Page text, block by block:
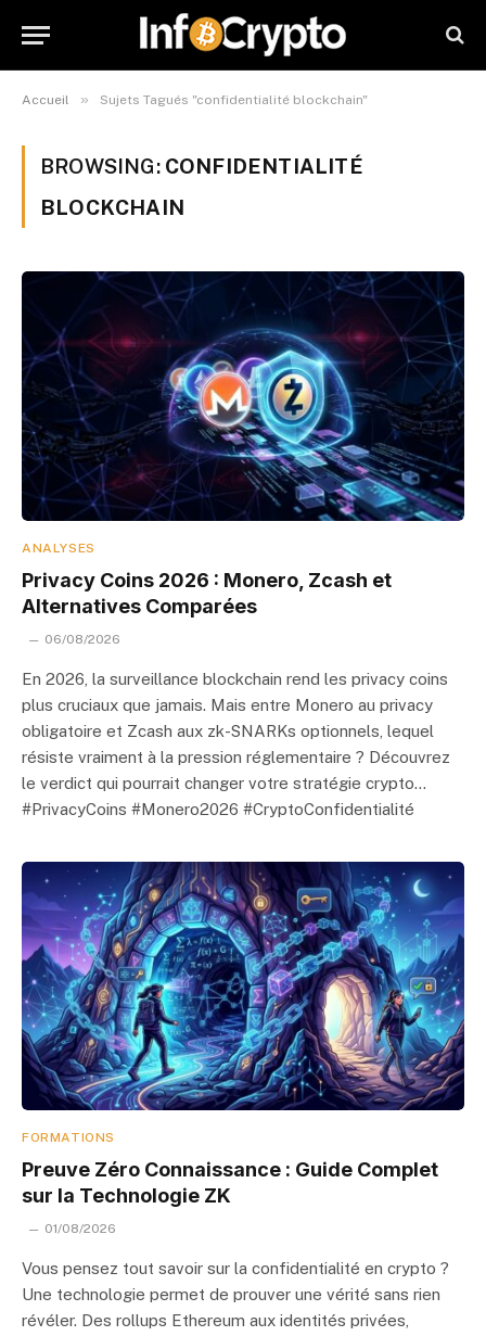
Accueil » Sujets Tagués "confidentialité blockchain"
BROWSING: CONFIDENTIALITÉ
BLOCKCHAIN
ANALYSES
Privacy Coins 2026 : Monero, Zcash et
Alternatives Comparées
06/08/2026
En 2026, la surveillance blockchain rend les privacy coins
plus cruciaux que jamais. Mais entre Monero au privacy
obligatoire et Zcash aux zk-SNARKs optionnels, lequel
résiste vraiment à la pression réglementaire ? Découvrez
le verdict qui pourrait changer votre stratégie crypto…
#PrivacyCoins #Monero2026 #CryptoConfidentialité
FORMATIONS
Preuve Zéro Connaissance : Guide Complet
sur la Technologie ZK
01/08/2026
Vous pensez tout savoir sur la confidentialité en crypto ?
Une technologie permet de prouver une vérité sans rien
révéler. Des rollups Ethereum aux identités privées,